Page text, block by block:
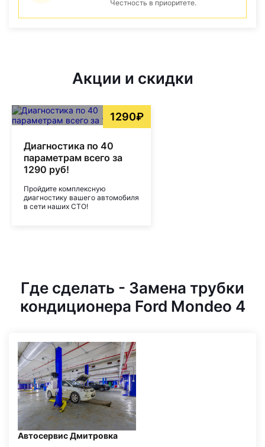
Честность в приоритете.
Акции и скидки
1290₽
Диагностика по 40
параметрам всего за
1290 руб!
Пройдите комплексную
диагностику вашего автомобиля
в сети наших СТО!
Где сделать - Замена трубки
кондиционера Ford Mondeo 4
Автосервис Дмитровка